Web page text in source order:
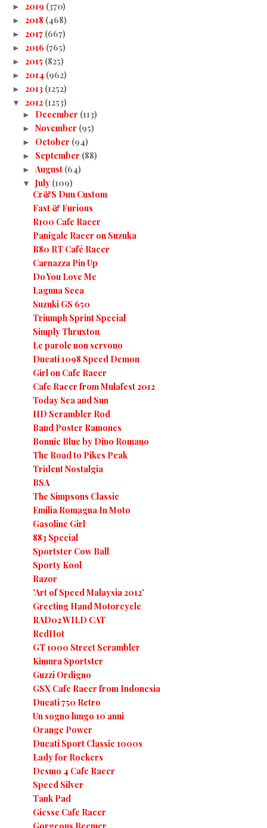
► 2019 (370)
► 2018 (468)
► 2017 (667)
► 2016 (765)
► 2015 (825)
► 2014 (962)
► 2013 (1252)
▼ 2012 (1253)
► December (113)
► November (95)
► October (94)
► September (88)
► August (64)
▼ July (109)
Cr&S Duu Custom
Fast & Furious
R100 Cafe Racer
Panigale Racer on Suzuka
R80 RT Café Racer
Carnazza Pin Up
Do You Love Me
Laguna Seca
Suzuki GS 650
Triumph Sprint Special
Simply Thruxton
Le parole non servono
Ducati 1098 Speed Demon
Girl on Cafe Racer
Cafe Racer from Mulafest 2012
Today Sea and Sun
HD Scrambler Rod
Band Poster Ramones
Bonnie Blue by Dino Romano
The Road to Pikes Peak
Trident Nostalgia
BSA
The Simpsons Classic
Emilia Romagna In Moto
Gasoline Girl
883 Special
Sportster Cow Ball
Sporty Kool
Razor
'Art of Speed Malaysia 2012'
Greeting Hand Motorcycle
RAD02 WILD CAT
RedHot
GT 1000 Street Scrambler
Kimura Sportster
Guzzi Ordigno
GSX Cafe Racer from Indonesia
Ducati 750 Retro
Un sogno lungo 10 anni
Orange Power
Ducati Sport Classic 1000s
Lady for Rockers
Desmo 4 Cafe Racer
Speed Silver
Tank Pad
Giesse Cafe Racer